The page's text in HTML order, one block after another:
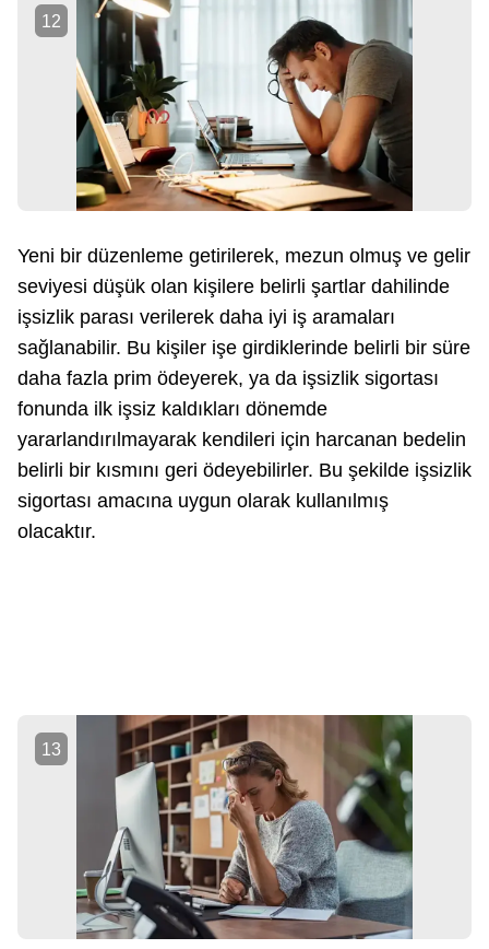
12
Yeni bir düzenleme getirilerek, mezun olmuş ve gelir
seviyesi düşük olan kişilere belirli şartlar dahilinde
işsizlik parası verilerek daha iyi iş aramaları
sağlanabilir. Bu kişiler işe girdiklerinde belirli bir süre
daha fazla prim ödeyerek, ya da işsizlik sigortası
fonunda ilk işsiz kaldıkları dönemde
yararlandırılmayarak kendileri için harcanan bedelin
belirli bir kısmını geri ödeyebilirler. Bu şekilde işsizlik
sigortası amacına uygun olarak kullanılmış
olacaktır.
13